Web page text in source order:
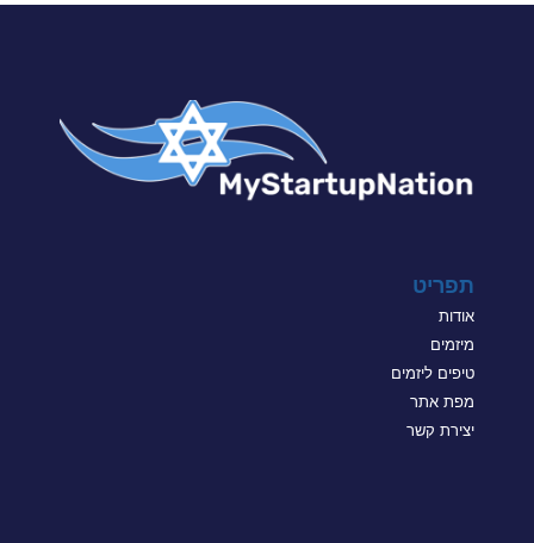
תפריט
אודות
מיזמים
טיפים ליזמים
מפת אתר
יצירת קשר